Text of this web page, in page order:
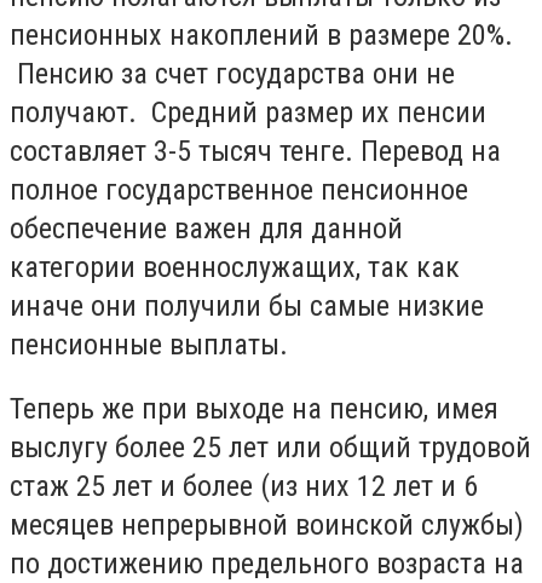
пенсионных накоплений в размере 20%.
Пенсию за счет государства они не
получают. Средний размер их пенсии
составляет 3-5 тысяч тенге. Перевод на
полное государственное пенсионное
обеспечение важен для данной
категории военнослужащих, так как
иначе они получили бы самые низкие
пенсионные выплаты.
Теперь же при выходе на пенсию, имея
выслугу более 25 лет или общий трудовой
стаж 25 лет и более (из них 12 лет и 6
месяцев непрерывной воинской службы)
по достижению предельного возраста на